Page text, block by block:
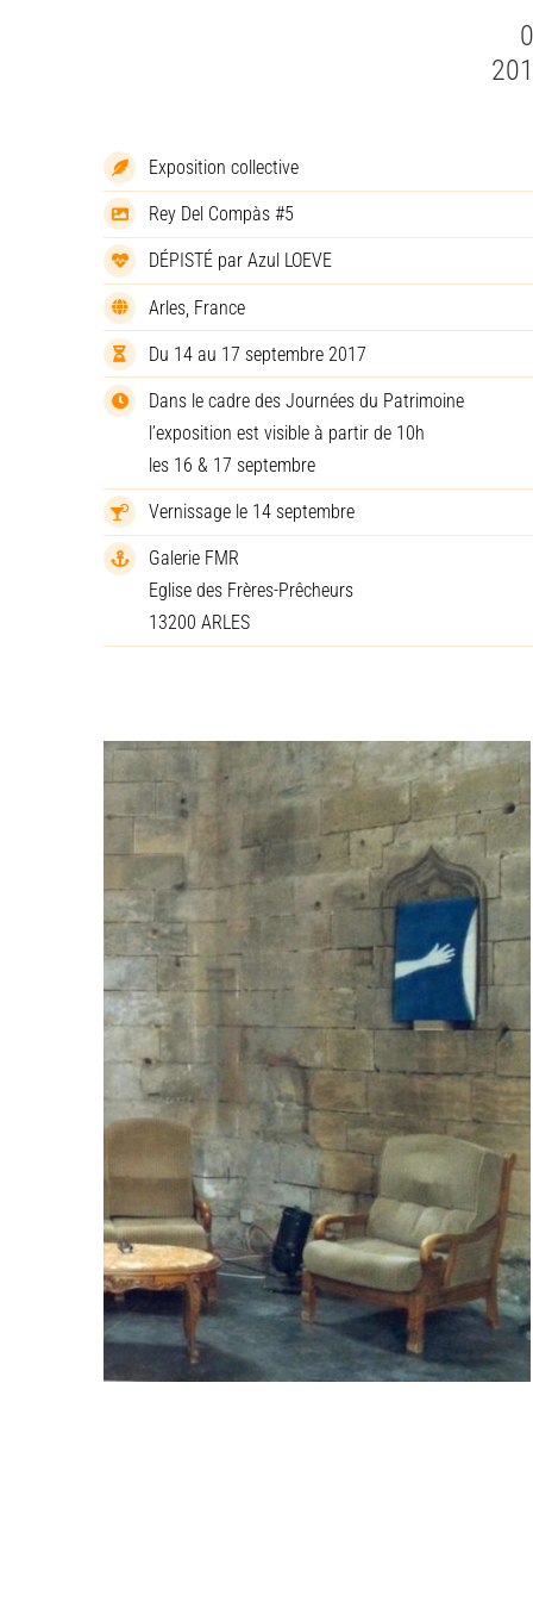
Exposition collective
Rey Del Compàs #5
DÉPISTÉ par Azul LOEVE
Arles, France
Du 14 au 17 septembre 2017
Dans le cadre des Journées du Patrimoine
l’exposition est visible à partir de 10h
les 16 & 17 septembre
Vernissage le 14 septembre
Galerie FMR
Eglise des Frères-Prêcheurs
13200 ARLES